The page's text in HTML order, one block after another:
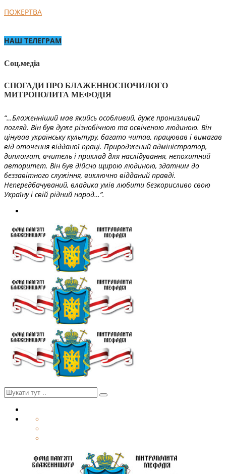
ПОЖЕРТВА
НАШ ТЕЛЕГРАМ
Соц.медіа
СПОГАДИ ПРО БЛАЖЕННОСПОЧИЛОГО
МИТРОПОЛИТА МЕФОДІЯ
“…Блаженніший мав якийсь особливий, дуже пронизливий
погляд. Він був дуже різнобічною та освіченою людиною. Він
цінував українську культуру, багато читав, працював і вимагав
від оточення відданої праці. Природжений адміністратор,
дипломат, вчитель і приклад для наслідування, непохитний
авторитет. Він був дійсно щирою людиною, здатним до
беззавітного служіння, виключно відданий правді.
Непередбачуваний, владика умів любити безкорисливо свою
Україну і свій рідний народ…”.